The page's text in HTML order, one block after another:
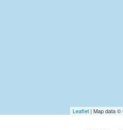
Leaflet | Map data ©